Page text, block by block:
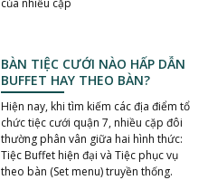
của nhiều cặp
BÀN TIỆC CƯỚI NÀO HẤP DẪN
BUFFET HAY THEO BÀN?
Hiện nay, khi tìm kiếm các địa điểm tổ
chức tiệc cưới quận 7, nhiều cặp đôi
thường phân vân giữa hai hình thức:
Tiệc Buffet hiện đại và Tiệc phục vụ
theo bàn (Set menu) truyền thống.